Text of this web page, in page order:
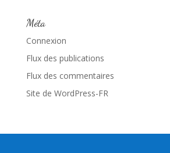
Méta
Connexion
Flux des publications
Flux des commentaires
Site de WordPress-FR